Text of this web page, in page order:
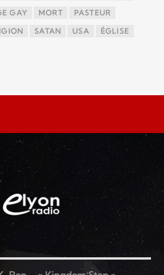
GAY MORT PASTEUR
SATAN USA ÉGLISE